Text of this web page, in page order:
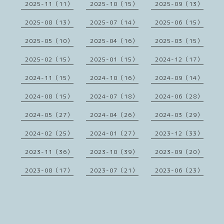
2025-11（11） 2025-10（15） 2025-09（13）
2025-08（13） 2025-07（14） 2025-06（15）
2025-05（10） 2025-04（16） 2025-03（15）
2025-02（15） 2025-01（15） 2024-12（17）
2024-11（15） 2024-10（16） 2024-09（14）
2024-08（15） 2024-07（18） 2024-06（28）
2024-05（27） 2024-04（26） 2024-03（29）
2024-02（25） 2024-01（27） 2023-12（33）
2023-11（36） 2023-10（39） 2023-09（20）
2023-08（17） 2023-07（21） 2023-06（23）